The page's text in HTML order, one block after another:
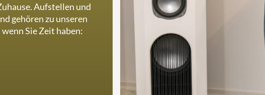
Aufstellen und
gehören zu unseren
Sie Zeit haben: